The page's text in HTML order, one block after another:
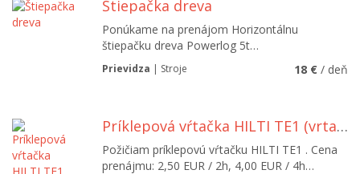
Štiepačka dreva
Ponúkame na prenájom Horizontálnu
štiepačku dreva Powerlog 5t…
18 € / deň
Prievidza | Stroje
Príklepová vŕtačka HILTI TE1 (vrtacka)
Požičiam príklepovú vŕtačku HILTI TE1 . Cena
prenájmu: 2,50 EUR / 2h, 4,00 EUR / 4h…